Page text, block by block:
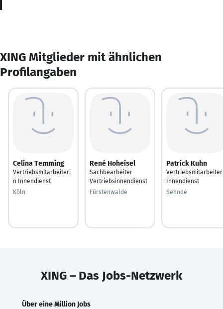
XING Mitglieder mit ähnlichen
Profilangaben
Celina Temming
Vertriebsmitarbeiteri
n Innendienst
Köln
René Hoheisel
Sachbearbeiter
Vertriebsinnendienst
Fürstenwalde
Patrick Kuhn
Vertriebsmitarbeiter
Innendienst
Sehnde
XING – Das Jobs-Netzwerk
Über eine Million Jobs